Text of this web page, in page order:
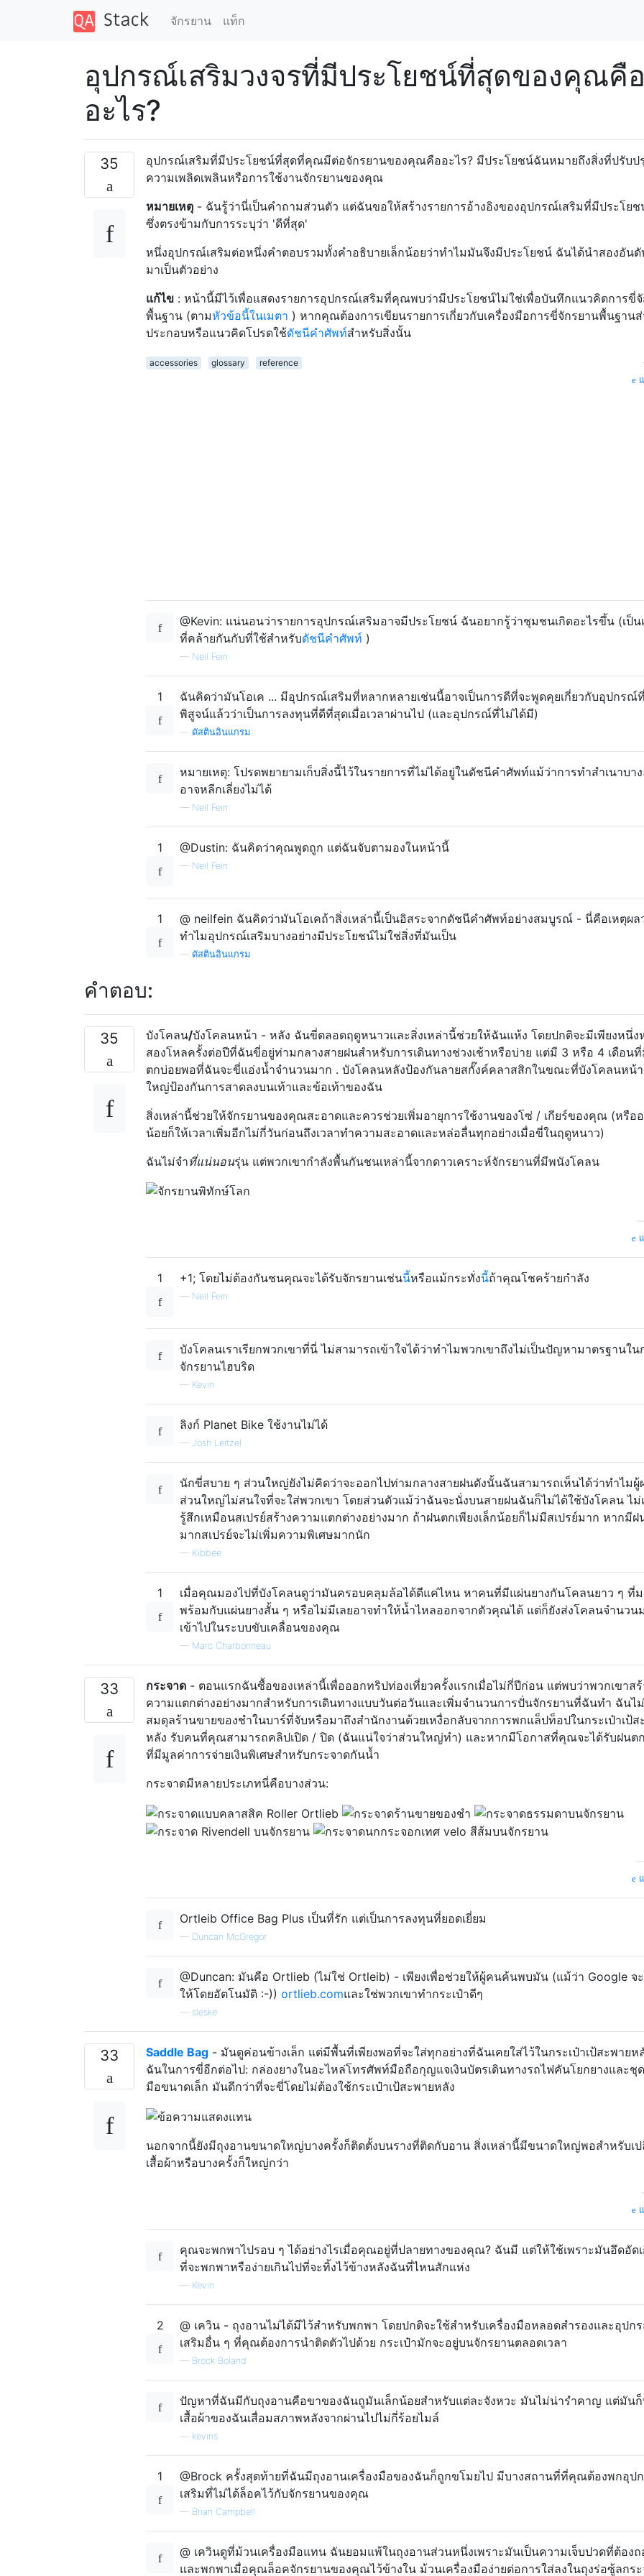
จักรยาน แท็ก
อุปกรณ์เสริมวงจรที่มีประโยชน์ที่สุดของคุณคือ
อะไร?
35
อุปกรณ์เสริมที่มีประโยชน์ที่สุดที่คุณมีต่อจักรยานของคุณคืออะไร? มีประโยชน์ฉันหมายถึงสิ่งที่ปรับป
ความเพลิดเพลินหรือการใช้งานจักรยานของคุณ
หมายเหตุ - ฉันรู้ว่านี่เป็นคำถามส่วนตัว แต่ฉันขอให้สร้างรายการอ้างอิงของอุปกรณ์เสริมที่มีประโย
ซึ่งตรงข้ามกับการระบุว่า 'ดีที่สุด'
หนึ่งอุปกรณ์เสริมต่อหนึ่งคำตอบรวมทั้งคำอธิบายเล็กน้อยว่าทำไมมันจึงมีประโยชน์ ฉันได้นำสองอันดั
มาเป็นตัวอย่าง
แก้ไข : หน้านี้มีไว้เพื่อแสดงรายการอุปกรณ์เสริมที่คุณพบว่ามีประโยชน์ไม่ใช่เพื่อบันทึกแนวคิดการขี่
พื้นฐาน (ตามหัวข้อนี้ในเมตา ) หากคุณต้องการเขียนรายการเกี่ยวกับเครื่องมือการขี่จักรยานพื้นฐาน
ประกอบหรือแนวคิดโปรดใช้ดัชนีคำศัพท์สำหรับสิ่งนั้น
accessories glossary reference
@Kevin: แน่นอนว่ารายการอุปกรณ์เสริมอาจมีประโยชน์ ฉันอยากรู้ว่าชุมชนเกิดอะไรขึ้น (เป็น
ที่คล้ายกันกับที่ใช้สำหรับดัชนีคำศัพท์ )
— Neil Fein
1
ฉันคิดว่ามันโอเค ... มีอุปกรณ์เสริมที่หลากหลายเช่นนี้อาจเป็นการดีที่จะพูดคุยเกี่ยวกับอุปกรณ์
พิสูจน์แล้วว่าเป็นการลงทุนที่ดีที่สุดเมื่อเวลาผ่านไป (และอุปกรณ์ที่ไม่ได้มี)
ดัสตินอินแกรม
หมายเหตุ: โปรดพยายามเก็บสิ่งนี้ไว้ในรายการที่ไม่ได้อยู่ในดัชนีคำศัพท์แม้ว่าการทำสำเนาบาง
อาจหลีกเลี่ยงไม่ได้
— Neil Fein
1 @Dustin: ฉันคิดว่าคุณพูดถูก แต่ฉันจับตามองในหน้านี้
— Neil Fein
1
@ neilfein ฉันคิดว่ามันโอเคถ้าสิ่งเหล่านี้เป็นอิสระจากดัชนีคำศัพท์อย่างสมบูรณ์ - นี่คือเหตุผล
ทำไมอุปกรณ์เสริมบางอย่างมีประโยชน์ไม่ใช่สิ่งที่มันเป็น
ดัสตินอินแกรม
คำตอบ:
35 บังโคลน/บังโคลนหน้า - หลัง ฉันขี่ตลอดฤดูหนาวและสิ่งเหล่านี้ช่วยให้ฉันแห้ง โดยปกติจะมีเพียงหนึ่ง
สองโหลครั้งต่อปีที่ฉันขี่อยู่ท่ามกลางสายฝนสำหรับการเดินทางช่วงเช้าหรือบ่าย แต่มี 3 หรือ 4 เดือน
ตกบ่อยพอที่ฉันจะขี่แอ่งน้ำจำนวนมาก . บังโคลนหลังป้องกันลายสกั๊งค์คลาสสิกในขณะที่บังโคลนหน้
ใหญ่ป้องกันการสาดลงบนเท้าและข้อเท้าของฉัน
สิ่งเหล่านี้ช่วยให้จักรยานของคุณสะอาดและควรช่วยเพิ่มอายุการใช้งานของโซ่ / เกียร์ของคุณ (หรืออ
น้อยก็ให้เวลาเพิ่มอีกไม่กี่วันก่อนถึงเวลาทำความสะอาดและหล่อลื่นทุกอย่างเมื่อขี่ในฤดูหนาว)
ฉันไม่จำที่แน่นอนรุ่น แต่พวกเขากำลังพื้นกันชนเหล่านี้จากดาวเคราะห์จักรยานที่มีพนังโคลน
1 +1; โดยไม่ต้องกันชนคุณจะได้รับจักรยานเช่นนี้หรือแม้กระทั่งนี้ถ้าคุณโชคร้ายกำลัง
— Neil Fein
บังโคลนเราเรียกพวกเขาที่นี่ ไม่สามารถเข้าใจได้ว่าทำไมพวกเขาถึงไม่เป็นปัญหามาตรฐานใ
จักรยานไฮบริด
— Kevin
ลิงก์ Planet Bike ใช้งานไม่ได้
— Josh Leitzel
นักขี่สบาย ๆ ส่วนใหญ่ยังไม่คิดว่าจะออกไปท่ามกลางสายฝนดังนั้นฉันสามารถเห็นได้ว่าทำไมผู้
ส่วนใหญ่ไม่สนใจที่จะใส่พวกเขา โดยส่วนตัวแม้ว่าฉันจะนั่งบนสายฝนฉันก็ไม่ได้ใช้บังโคลน ไม่
รู้สึกเหมือนสเปรย์สร้างความแตกต่างอย่างมาก ถ้าฝนตกเพียงเล็กน้อยก็ไม่มีสเปรย์มาก หากมีฝ
มากสเปรย์จะไม่เพิ่มความพิเศษมากนัก
— Kibbee
1
เมื่อคุณมองไปที่บังโคลนดูว่ามันครอบคลุมล้อได้ดีแค่ไหน หาคนที่มีแผ่นยางกันโคลนยาว ๆ ที่
พร้อมกับแผ่นยางสั้น ๆ หรือไม่มีเลยอาจทำให้น้ำไหลออกจากตัวคุณได้ แต่ก็ยังส่งโคลนจำนวน
เข้าไปในระบบขับเคลื่อนของคุณ
— Marc Charbonneau
33 กระจาด - ตอนแรกฉันซื้อของเหล่านี้เพื่อออกทริปท่องเที่ยวครั้งแรกเมื่อไม่กี่ปีก่อน แต่พบว่าพวกเขาสร้
ความแตกต่างอย่างมากสำหรับการเดินทางแบบวันต่อวันและเพิ่มจำนวนการปั่นจักรยานที่ฉันทำ ฉันไ
สมดุลร้านขายของชำในบาร์ที่จับหรือมาถึงสำนักงานด้วยเหงื่อกลับจากการพกแล็ปท็อปในกระเป๋าเป้ส
หลัง รับคนที่คุณสามารถคลิปเปิด / ปิด (ฉันแน่ใจว่าส่วนใหญ่ทำ) และหากมีโอกาสที่คุณจะได้รับฝนต
ที่มีมูลค่าการจ่ายเงินพิเศษสำหรับกระจาดกันน้ำ
กระจาดมีหลายประเภทนี่คือบางส่วน:
Ortleib Office Bag Plus เป็นที่รัก แต่เป็นการลงทุนที่ยอดเยี่ยม
— Duncan McGregor
@Duncan: มันคือ Ortlieb (ไม่ใช่ Ortleib) - เพียงเพื่อช่วยให้ผู้คนค้นพบมัน (แม้ว่า Google จ
ให้โดยอัตโนมัติ :-)) ortlieb.comและใช่พวกเขาทำกระเป๋าดีๆ
sleske
33 Saddle Bag - มันดูค่อนข้างเล็ก แต่มีพื้นที่เพียงพอที่จะใส่ทุกอย่างที่ฉันเคยใส่ไว้ในกระเป๋าเป้สะพายห
ฉันในการขี่อีกต่อไป: กล่องยางในอะไหล่โทรศัพท์มือถือกุญแจเงินบัตรเดินทางรถไฟคันโยกยางและชุด
มือขนาดเล็ก มันดีกว่าที่จะขี่โดยไม่ต้องใช้กระเป๋าเป้สะพายหลัง
นอกจากนี้ยังมีถุงอานขนาดใหญ่บางครั้งก็ติดตั้งบนรางที่ติดกับอาน สิ่งเหล่านี้มีขนาดใหญ่พอสำหรับเ
เสื้อผ้าหรือบางครั้งก็ใหญ่กว่า
คุณจะพกพาไปรอบ ๆ ได้อย่างไรเมื่อคุณอยู่ที่ปลายทางของคุณ? ฉันมี แต่ให้ใช้เพราะมันอึดอัด
ที่จะพกพาหรือง่ายเกินไปที่จะทิ้งไว้ข้างหลังฉันที่ไหนสักแห่ง
— Kevin
2
@ เควิน - ถุงอานไม่ได้มีไว้สำหรับพกพา โดยปกติจะใช้สำหรับเครื่องมือหลอดสำรองและอุปก
เสริมอื่น ๆ ที่คุณต้องการนำติดตัวไปด้วย กระเป๋ามักจะอยู่บนจักรยานตลอดเวลา
— Brock Boland
ปัญหาที่ฉันมีกับถุงอานคือขาของฉันถูมันเล็กน้อยสำหรับแต่ละจังหวะ มันไม่น่ารำคาญ แต่มันก็
เสื้อผ้าของฉันเสื่อมสภาพหลังจากผ่านไปไม่กี่ร้อยไมล์
kevins
1
@Brock ครั้งสุดท้ายที่ฉันมีถุงอานเครื่องมือของฉันก็ถูกขโมยไป มีบางสถานที่ที่คุณต้องพกอุป
เสริมที่ไม่ได้ล็อคไว้กับจักรยานของคุณ
— Brian Campbell
@ เควินดูที่ม้วนเครื่องมือแทน ฉันยอมแพ้ในถุงอานส่วนหนึ่งเพราะมันเป็นความเจ็บปวดที่ต้อง
และพกพาเมื่อคุณล็อคจักรยานของคุณไว้ข้างใน ม้วนเครื่องมือง่ายต่อการใส่ลงในถุงร่อซู้ลกร